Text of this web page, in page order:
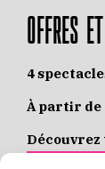
OFFRES
4
À partir de